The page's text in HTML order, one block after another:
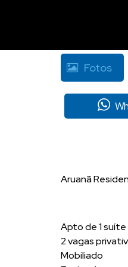
Fotos
Aruanã
Apto de 1
2 vagas
Mobiliado